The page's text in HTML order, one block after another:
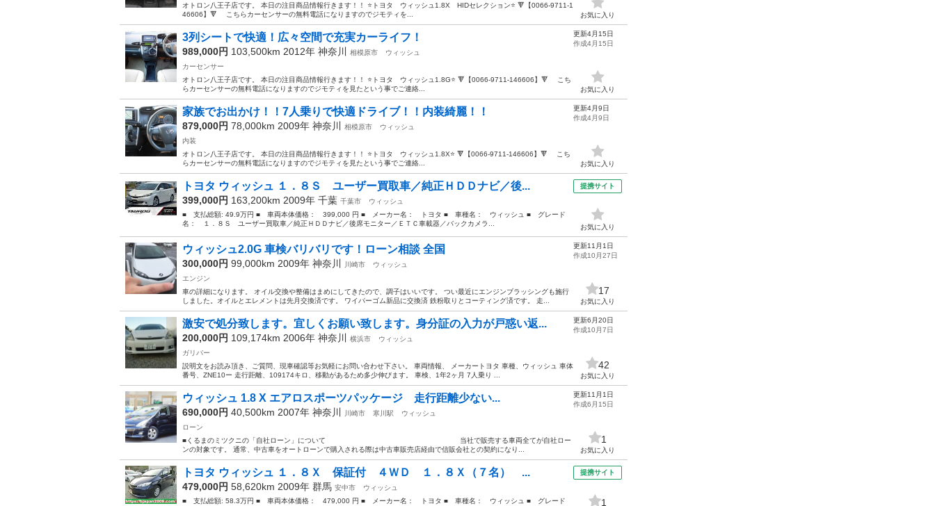
オトロン八王子店です。 本日の注目商品情報行きます！！ ⭐️トヨタ ウィッシュ1.8X HIDセレクション⭐️ 🔻【0066-9711-1
46606】🔻 こちらカーセンサーの無料電話になりますのでジモティを...
お気に入り
3列シートで快適！広々空間で充実カーライフ！
989,000円 103,500km 2012年 神奈川 相模原市
ウィッシュ
カーセンサー
オトロン八王子店です。 本日の注目商品情報行きます！！ ⭐️トヨタ ウィッシュ1.8G⭐️ 🔻【0066-9711-146606】🔻 こち
らカーセンサーの無料電話になりますのでジモティを見たという事でご連絡...
更新4月15日
作成4月15日
お気に入り
家族でお出かけ！！7人乗りで快適ドライブ！！内装綺麗！！
879,000円 78,000km 2009年 神奈川 相模原市
ウィッシュ
内装
オトロン八王子店です。 本日の注目商品情報行きます！！ ⭐️トヨタ ウィッシュ1.8X⭐️ 🔻【0066-9711-146606】🔻 こち
らカーセンサーの無料電話になりますのでジモティを見たという事でご連絡...
更新4月9日
作成4月9日
お気に入り
トヨタ ウィッシュ １．８Ｓ ユーザー買取車／純正ＨＤＤナビ／後...
399,000円 163,200km 2009年 千葉 千葉市
ウィッシュ
■ 支払総額: 49.9万円 ■ 車両本体価格： 399,000 円 ■ メーカー名： トヨタ ■ 車種名： ウィッシュ ■ グレード
名： １．８Ｓ ユーザー買取車／純正ＨＤＤナビ／後席モニター／ＥＴＣ車載器／バックカメラ...
提携サイト
お気に入り
ウィッシュ2.0G 車検バリバリです！ローン相談 全国
300,000円 99,000km 2009年 神奈川 川崎市
ウィッシュ
エンジン
車の詳細になります。 オイル交換や整備はまめにしてきたので、調子はいいです。 つい最近にエンジンブラッシングも施行
しました。オイルとエレメントは先月交換済です。 ワイパーゴム新品に交換済 鉄粉取りとコーティング済です。 走...
更新11月1日
作成10月27日
17
お気に入り
激安で処分致します。宜しくお願い致します。身分証の入力が戸惑い返...
200,000円 109,174km 2006年 神奈川 横浜市
ウィッシュ
ガリバー
説明文をお読み頂き、ご質問、現車確認等お気軽にお問い合わせ下さい。 車両情報、 メーカートヨタ 車種、ウィッシュ 車体
番号、ZNE10ー 走行距離、109174キロ、移動があるため多少伸びます。 車検、1年2ヶ月 7人乗り ...
更新6月20日
作成10月7日
42
お気に入り
ウィッシュ 1.8 X エアロスポーツパッケージ 走行距離少ない...
690,000円 40,500km 2007年 神奈川 川崎市 寒川駅
ウィッシュ
ローン
■くるまのミツクニの「自社ローン」について 当社で販売する車両全てが自社ロー
ンの対象です。 通常、中古車をオートローンで購入される際は中古車販売店経由で信販会社との契約になり...
更新11月1日
作成6月15日
1
お気に入り
トヨタ ウィッシュ １．８Ｘ 保証付 ４ＷＤ １．８Ｘ（７名） ...
479,000円 58,620km 2009年 群馬 安中市
ウィッシュ
■ 支払総額: 58.3万円 ■ 車両本体価格： 479,000 円 ■ メーカー名： トヨタ ■ 車種名： ウィッシュ ■ グレード
提携サイト
1